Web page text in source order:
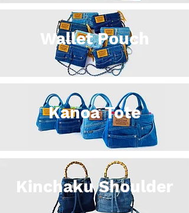
Wallet Pouch
Kanoa Tote
Kinchaku Shoulder